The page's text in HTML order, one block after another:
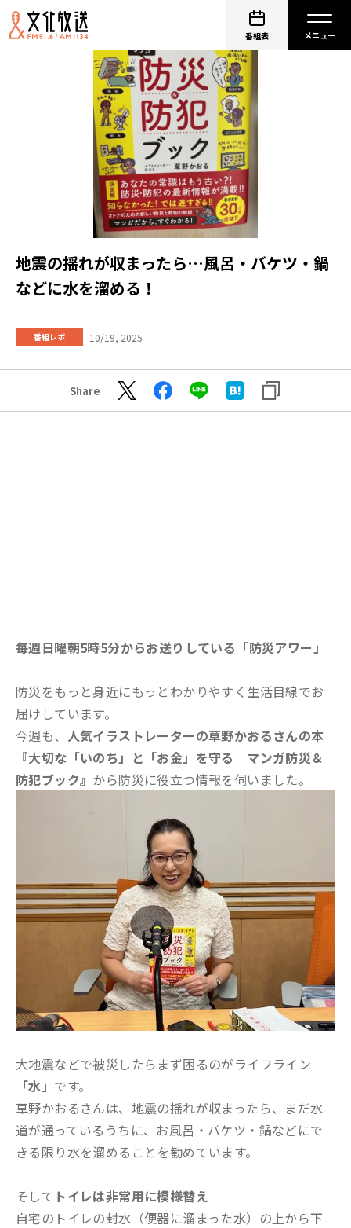
番組表
地震の揺れが収まったら…風呂・バケツ・鍋
などに水を溜める！
番組レポ 10/19, 2025
Share
毎週日曜朝5時5分からお送りしている「防災アワー」
防災をもっと身近にもっとわかりやすく生活目線でお
届けしています。
今週も、 人気イラストレーターの草野かおるさんの本
『大切な「いのち」と「お金」を守る マンガ防災＆
防犯ブック』 から防災に役立つ情報を伺いました。
大地震などで被災したらまず困るのがライフライン
「水」 です。
草野かおるさんは、地震の揺れが収まったら、まだ水
道が通っているうちに、お風呂・バケツ・鍋などにで
きる限り水を溜めることを勧めています。
そして トイレは非常用に模様替え
自宅のトイレの封水（便器に溜まった水）の上から下